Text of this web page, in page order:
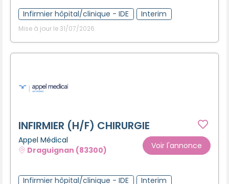
Infirmier hôpital/clinique - IDE Interim
Mise à jour le 31/07/2026
INFIRMIER (H/F) CHIRURGIE
Appel Médical
Draguignan (83300)
Voir l'annonce
Infirmier hôpital/clinique - IDE Interim